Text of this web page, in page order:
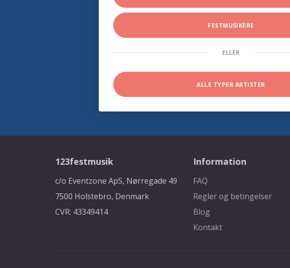
FESTMUSIKERE
ELLER
ALLE TYPER ARTISTER
123festmusik
c/o Eventzone ApS, Nørregade 49
7500 Holstebro, Denmark
CVR: 43349414
Information
FAQ
Regler og betingelser
Blog
Kontakt